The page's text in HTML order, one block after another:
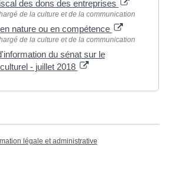
des dons des entreprises
de la culture et de la communication
nature ou en compétence
de la culture et de la communication
du sénat sur le
- juillet 2018
légale et administrative